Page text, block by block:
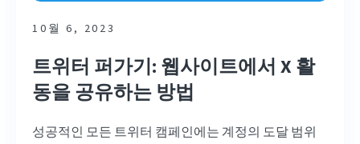
10월 6, 2023
트위터 퍼가기: 웹사이트에서 X 활
동을 공유하는 방법
성공적인 모든 트위터 캠페인에는 계정의 도달 범위